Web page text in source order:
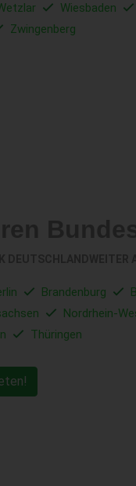
Wiesbaden
Zwingenberg
Brandenburg
Nordrhein-
Thüringen